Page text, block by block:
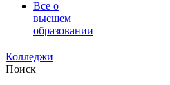
Все о
высшем
образовании
Колледжи
Поиск